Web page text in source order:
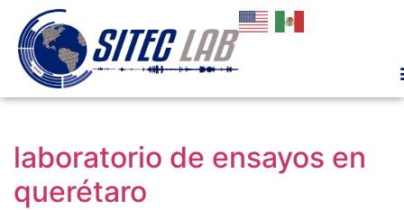
laboratorio de ensayos en
querétaro